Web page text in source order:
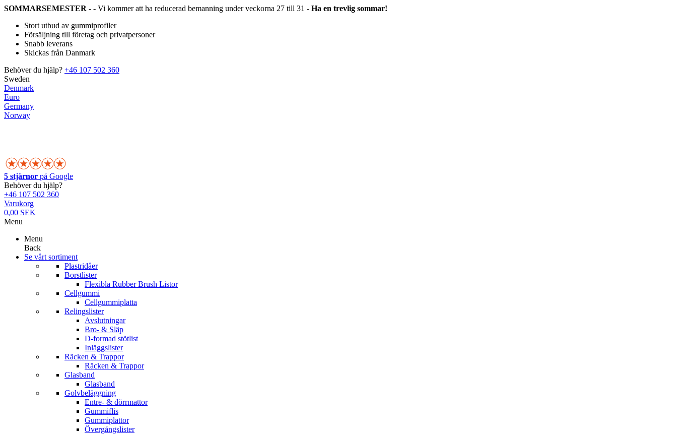
SOMMARSEMESTER - - Vi kommer att ha reducerad bemanning under veckorna 27 till 31 - Ha en trevlig sommar!
Stort utbud av gummiprofiler
Försäljning till företag och privatpersoner
Snabb leverans
Skickas från Danmark
Behöver du hjälp? +46 107 502 360
Sweden
Denmark
Euro
Germany
Norway
5 stjärnor på Google
Behöver du hjälp?
+46 107 502 360
Varukorg
0,00 SEK
Menu
Menu
Back
Se vårt sortiment
Plastridåer
Borstlister
Flexibla Rubber Brush Listor
Cellgummi
Cellgummiplatta
Relingslister
Avslutningar
Bro- & Släp
D-formad stötlist
Inläggslister
Räcken & Trappor
Räcken & Trappor
Glasband
Glasband
Golvbeläggning
Entre- & dörrmattor
Gummiflis
Gummiplattor
Övergångslister